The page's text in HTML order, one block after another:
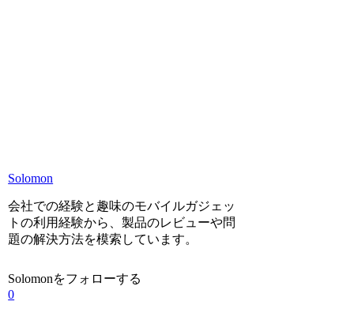
Solomon
会社での経験と趣味のモバイルガジェッ
トの利用経験から、製品のレビューや問
題の解決方法を模索しています。
Solomonをフォローする
0